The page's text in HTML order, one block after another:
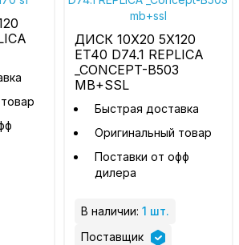
ДИСК 10X20 5X120
ET40 D74.1 REPLICA
_CONCEPT-B503
MB+SSL
Быстрая доставка
Оригинальный товар
Поставки от офф
дилера
В наличии: 1 шт.
Поставщик